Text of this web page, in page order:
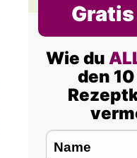
Gratis
Wie du
den